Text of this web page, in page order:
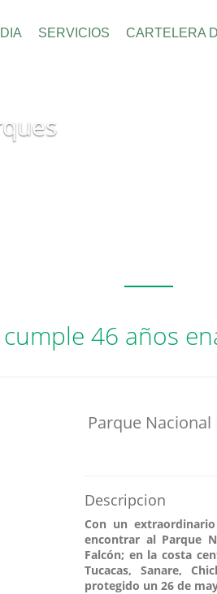
SERVICIOS CARTELERA
46 años
Parque
Descripcion
Con un
encontrar al Parque
Falcón; en la costa
Tucacas, Sanare,
protegido un 26 de